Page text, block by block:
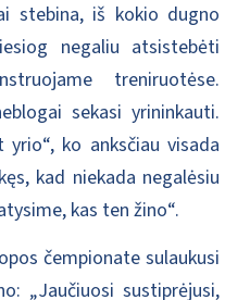
stebina, iš kokio dugno
negaliu atsistebėti
treniruotėse.
sekasi yrininkauti.
yrio“, ko anksčiau visada
kad niekada negalėsiu
kas ten žino“.
čempionate sulaukusi
„Jaučiuosi sustiprėjusi,